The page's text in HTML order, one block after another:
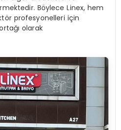
Böylece Linex, hem
profesyonelleri için
olarak